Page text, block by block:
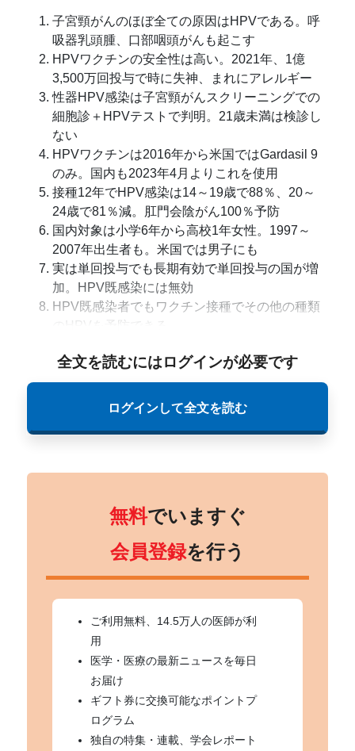
子宮頸がんのほぼ全ての原因はHPVである。呼
吸器乳頭腫、口部咽頭がんも起こす
HPVワクチンの安全性は高い。2021年、1億
3,500万回投与で時に失神、まれにアレルギー
性器HPV感染は子宮頸がんスクリーニングでの
細胞診＋HPVテストで判明。21歳未満は検診し
ない
HPVワクチンは2016年から米国ではGardasil 9
のみ。国内も2023年4月よりこれを使用
接種12年でHPV感染は14～19歳で88％、20～
24歳で81％減。肛門会陰がん100％予防
国内対象は小学6年から高校1年女性。1997～
2007年出生者も。米国では男子にも
実は単回投与でも長期有効で単回投与の国が増
加。HPV既感染には無効
HPV既感染者でもワクチン接種でその他の種類
のHPVを予防できる
全文を読むにはログインが必要です
ログインして全文を読む
無料でいますぐ
会員登録を行う
ご利用無料、14.5万人の医師が利
用
医学・医療の最新ニュースを毎日
お届け
ギフト券に交換可能なポイントプ
ログラム
独自の特集・連載、学会レポート